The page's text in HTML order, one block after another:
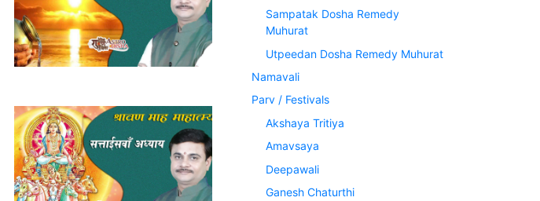
Sampatak Dosha Remedy
Muhurat
Utpeedan Dosha Remedy Muhurat
Namavali
Parv / Festivals
Akshaya Tritiya
Amavsaya
Deepawali
Ganesh Chaturthi